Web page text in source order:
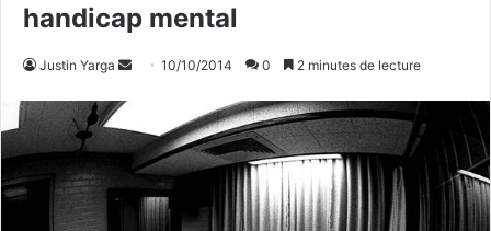
handicap mental
Justin Yarga
y
10/10/2014 0 2 minutes de lecture